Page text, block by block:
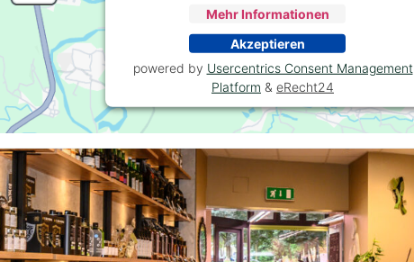
Mehr Informationen
Akzeptieren
powered by Usercentrics Consent Management
Platform & eRecht24